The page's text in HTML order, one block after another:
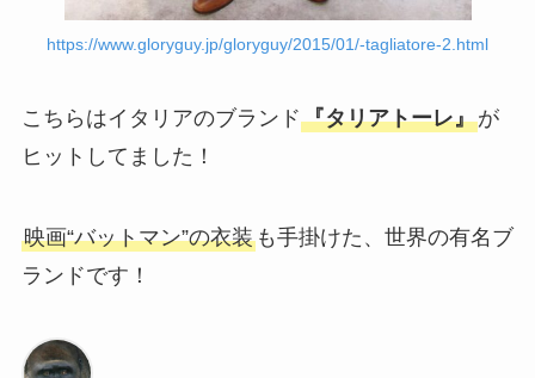
https://www.gloryguy.jp/gloryguy/2015/01/-tagliatore-2.html
こちらはイタリアのブランド『タリアトーレ』が
ヒットしてました！
映画“バットマン”の衣装も手掛けた、世界の有名ブ
ランドです！